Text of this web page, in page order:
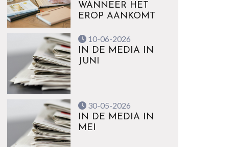
WANNEER HET
EROP AANKOMT
10-06-2026
IN DE MEDIA IN
JUNI
30-05-2026
IN DE MEDIA IN
MEI